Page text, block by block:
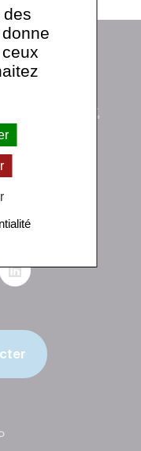
de Paris
Cedex 05